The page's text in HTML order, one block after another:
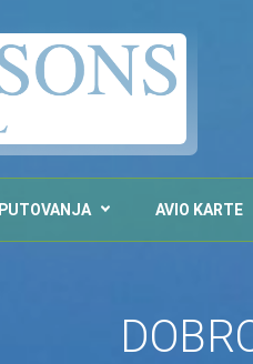
PUTOVANJA AVIO KARTE